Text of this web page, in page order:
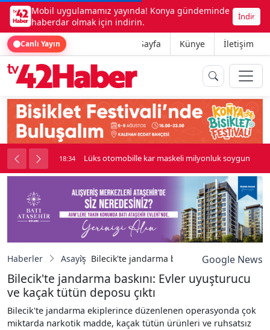
Mobil uygulamamız yayında! Konya gündeminde
haberdar olmak için indirin.
İndir
Canlı Yayın Ana Sayfa Künye İletişim
kavga çıktı 18:34 Lüks otomobille kar maskeli milyonluk soygun
Haberler Asayiş Bilecik'te jandarma baskını: EvlerGoogle News
Bilecik'te jandarma baskını: Evler uyuşturucu
ve kaçak tütün deposu çıktı
Bilecik'te jandarma ekiplerince düzenlenen operasyonda çok
miktarda narkotik madde, kaçak tütün ürünleri ve ruhsatsız